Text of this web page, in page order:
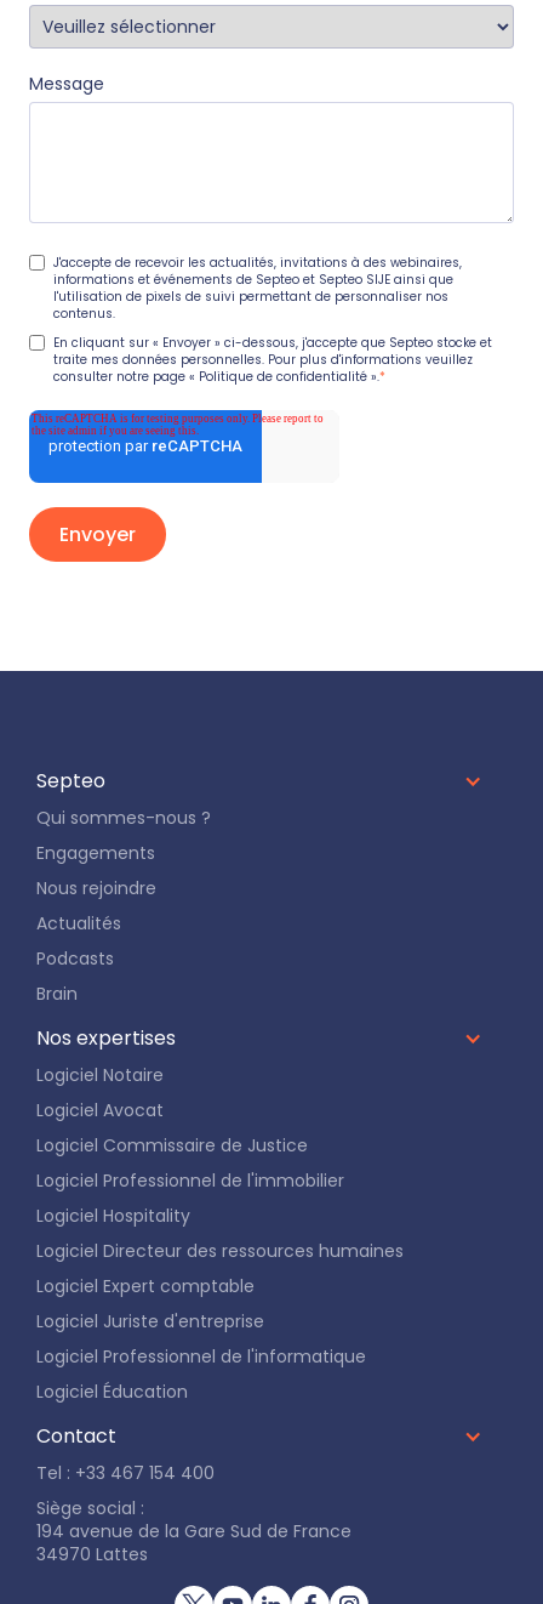
Message
J'accepte de recevoir les actualités, invitations à des webinaires,
informations et événements de Septeo et Septeo SIJE ainsi que
l'utilisation de pixels de suivi permettant de personnaliser nos
contenus.
En cliquant sur « Envoyer » ci-dessous, j'accepte que Septeo stocke et
traite mes données personnelles. Pour plus d'informations veuillez
consulter notre page « Politique de confidentialité ».*
Septeo
Qui sommes-nous ?
Engagements
Nous rejoindre
Actualités
Podcasts
Brain
Nos expertises
Logiciel Notaire
Logiciel Avocat
Logiciel Commissaire de Justice
Logiciel Professionnel de l'immobilier
Logiciel Hospitality
Logiciel Directeur des ressources humaines
Logiciel Expert comptable
Logiciel Juriste d'entreprise
Logiciel Professionnel de l'informatique
Logiciel Éducation
Contact
Tel : +33 467 154 400
Siège social :
194 avenue de la Gare Sud de France
34970 Lattes